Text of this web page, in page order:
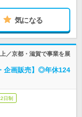
気になる
／京都・滋賀で事業を展
企画販売】◎年休124
日制